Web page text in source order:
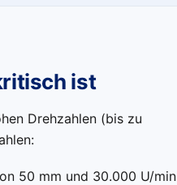
ist
Drehzahlen (bis zu
50 mm und 30.000 U/min